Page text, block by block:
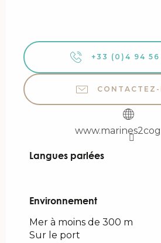
+33 (0)4 94
Langues parlées
Langues parlées
Environnement
Environnement
Mer à moins de 300 m
Sur le port